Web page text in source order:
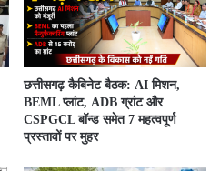
छत्तीसगढ़ कैबिनेट बैठक: AI मिशन,
BEML प्लांट, ADB ग्रांट और
CSPGCL बॉन्ड समेत 7 महत्वपूर्ण
प्रस्तावों पर मुहर